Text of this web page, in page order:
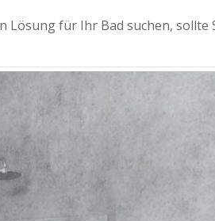
für Ihr Bad suchen,